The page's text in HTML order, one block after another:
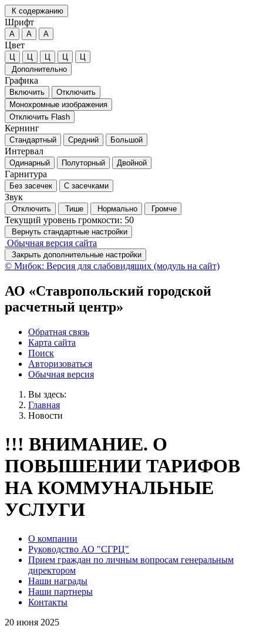
К содержанию
Шрифт
А А А
Цвет
Ц Ц Ц Ц
Ц
Дополнительно
Графика
Включить
Отключить
Монохромные изображения
Отключить Flash
Кернинг
Стандартный Средний Большой
Интервал
Одинарный Полуторный Двойной
Гарнитура
Без засечек С засечками
Звук
Отключить Тише Нормально Громче
Текущий уровень громкости: 50
Вернуть стандартные настройки
Обычная версия сайта
Закрыть дополнительные настройки
© Мибок: Версия для слабовидящих (модуль на сайт)
АО «Ставропольский городской
расчетный центр»
Обратная связь
Карта сайта
Поиск
Авторизоваться
Обычная версия
Вы здесь:
Главная
Новости
!!! ВНИМАНИЕ. О
ПОВЫШЕНИИ ТАРИФОВ
НА КОММУНАЛЬНЫЕ
УСЛУГИ
О компании
Руководство АО "СГРЦ"
Прием граждан по личным вопросам генеральным
директором
Наши награды
Наши партнеры
Контакты
20 июня 2025